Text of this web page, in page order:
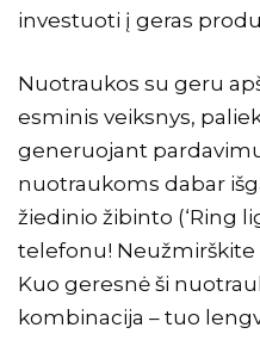
investuoti į geras
Nuotraukos su geru
esminis veiksnys,
generuojant
nuotraukoms dabar
žiedinio žibinto (‘Ring
telefonu! Neužmirškite
Kuo geresnė ši
kombinacija – tuo